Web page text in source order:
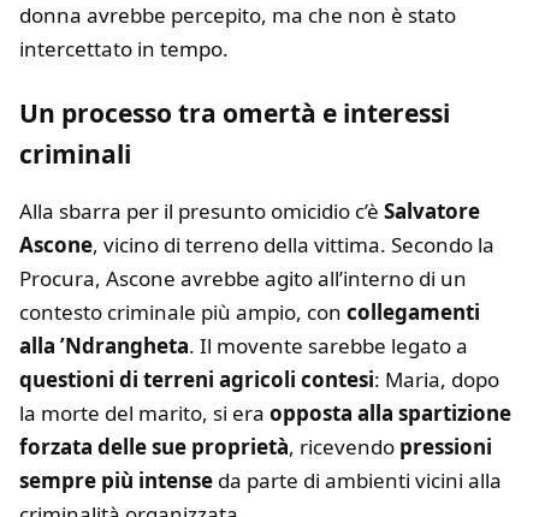
donna avrebbe percepito, ma che non è stato
intercettato in tempo.
Un processo tra omertà e interessi
criminali
Alla sbarra per il presunto omicidio c’è Salvatore
Ascone, vicino di terreno della vittima. Secondo la
Procura, Ascone avrebbe agito all’interno di un
contesto criminale più ampio, con collegamenti
alla ’Ndrangheta. Il movente sarebbe legato a
questioni di terreni agricoli contesi: Maria, dopo
la morte del marito, si era opposta alla spartizione
forzata delle sue proprietà, ricevendo pressioni
sempre più intense da parte di ambienti vicini alla